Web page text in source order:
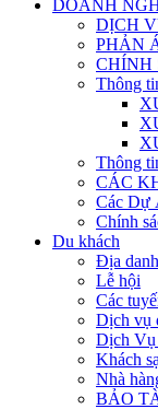
DOANH
DỊCH
PHẢN
CHÍNH
Thông
Thông
CÁC
Các Dự
Chính
Du khách
Địa
Lễ hội
Các
Dịch vụ
Dịch Vụ
Khách
Nhà
BẢO